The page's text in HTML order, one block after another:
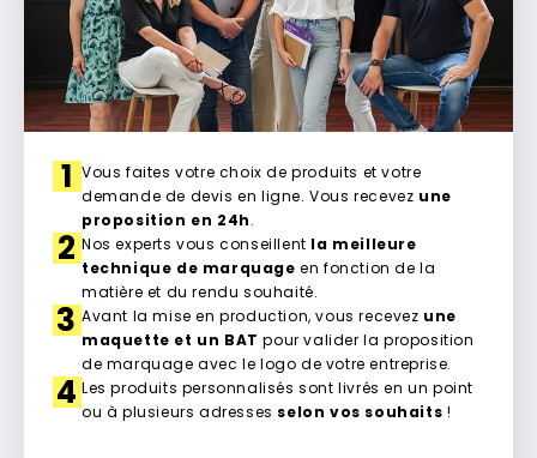
1 Vous faites votre choix de produits et votre
demande de devis en ligne. Vous recevez une
proposition en 24h.
2 Nos experts vous conseillent la meilleure
technique de marquage en fonction de la
matière et du rendu souhaité.
3 Avant la mise en production, vous recevez une
maquette et un BAT pour valider la proposition
de marquage avec le logo de votre entreprise.
4 Les produits personnalisés sont livrés en un point
ou à plusieurs adresses selon vos souhaits !